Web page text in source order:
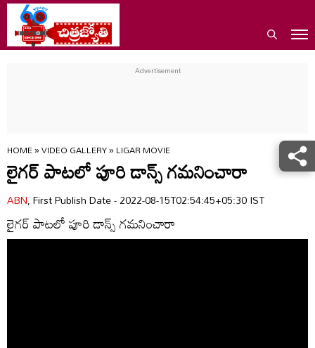
HOME»VIDEO GALLERY»LIGAR MOVIE
లైగర్ పాటలో పూరి డాన్స్ గమనించారా
ABN, First Publish Date - 2022-08-15T02:54:45+05:30 IST
లైగర్ పాటలో పూరి డాన్స్ గమనించారా